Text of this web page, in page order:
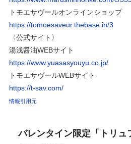
トモエサヴールオンラインショップ
https://tomoesaveur.thebase.in/3
〈公式サイト〉
湯浅醤油WEBサイト
https://www.yuasasyouyu.co.jp/
トモエサヴールWEBサイト
https://t-sav.com/
情報引用元
バレンタイン限定「トリュ